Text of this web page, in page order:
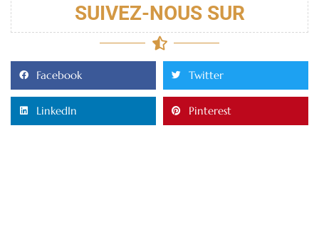
SUIVEZ-NOUS SUR
Facebook Twitter
LinkedIn Pinterest